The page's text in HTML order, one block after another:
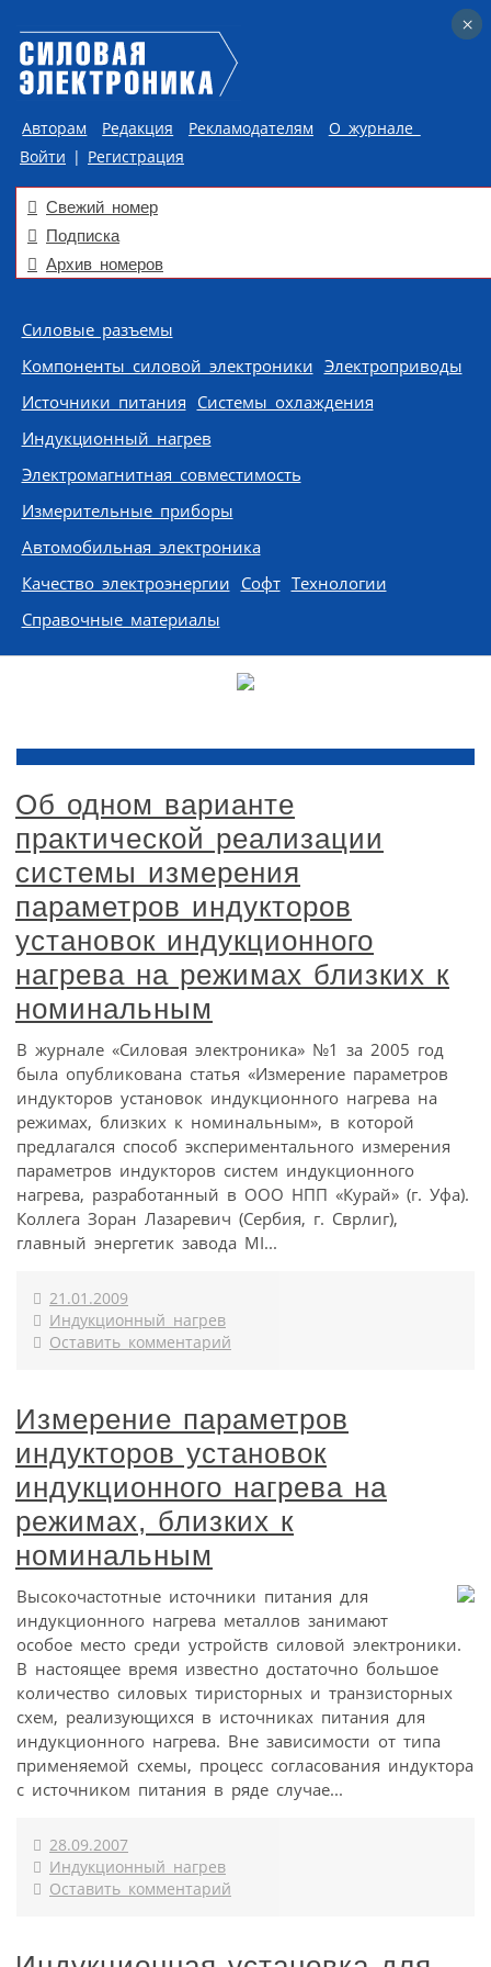
Авторам Редакция Рекламодателям
О журнале
Войти | Регистрация
Свежий номер
Подписка
Архив номеров
Skip to content
Силовые разъемы
Компоненты силовой электроники Электроприводы
Источники питания Системы охлаждения
Индукционный нагрев
Электромагнитная совместимость
Измерительные приборы
Автомобильная электроника
Качество электроэнергии Софт Технологии
Справочные материалы
Об одном варианте
практической реализации
системы измерения
параметров индукторов
установок индукционного
нагрева на режимах близких к
номинальным
В журнале «Силовая электроника» №1 за 2005 год
была опубликована статья «Измерение параметров
индукторов установок индукционного нагрева на
режимах, близких к номинальным», в которой
предлагался способ экспериментального измерения
параметров индукторов систем индукционного
нагрева, разработанный в ООО НПП «Курай» (г. Уфа).
Коллега Зоран Лазаревич (Сербия, г. Сврлиг),
главный энергетик завода MI...
21.01.2009
Индукционный нагрев
Оставить комментарий
Измерение параметров
индукторов установок
индукционного нагрева на
режимах, близких к
номинальным
Высокочастотные источники питания для
индукционного нагрева металлов занимают
особое место среди устройств силовой электроники.
В настоящее время известно достаточно большое
количество силовых тиристорных и транзисторных
схем, реализующихся в источниках питания для
индукционного нагрева. Вне зависимости от типа
применяемой схемы, процесс согласования индуктора
с источником питания в ряде случае...
28.09.2007
Индукционный нагрев
Оставить комментарий
×
×